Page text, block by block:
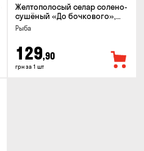
Желтополосый селар солено-
сушёный «До бочкового»,
100г
Рыба
129,90
грн за 1 шт